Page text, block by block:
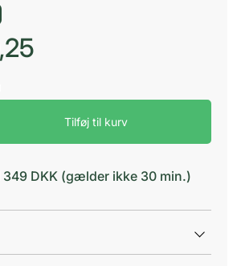
Tilføj til kurv
349 DKK (gælder ikke 30 min.)